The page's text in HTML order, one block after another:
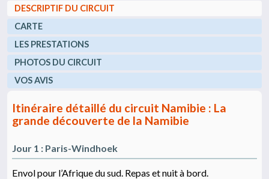
DESCRIPTIF DU CIRCUIT
CARTE
LES PRESTATIONS
PHOTOS DU CIRCUIT
VOS AVIS
Itinéraire détaillé du circuit Namibie : La
grande découverte de la Namibie
Jour 1 : Paris-Windhoek
Envol pour l’Afrique du sud. Repas et nuit à bord.